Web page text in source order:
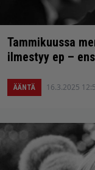
Tammikuussa
ilmestyy ep –
ÄÄNTÄ 16.3.2025